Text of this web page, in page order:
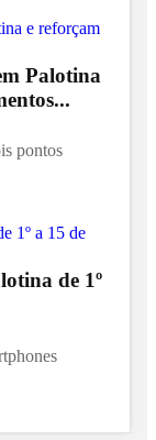
Palotina
pontos
de 1º